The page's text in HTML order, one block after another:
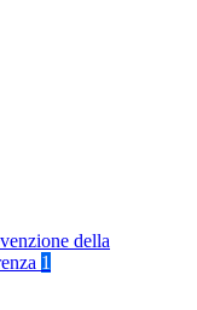
della
1